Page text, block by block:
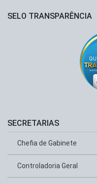
SELO TRANSPARÊNCIA
SECRETARIAS
Chefia de Gabinete
Controladoria Geral